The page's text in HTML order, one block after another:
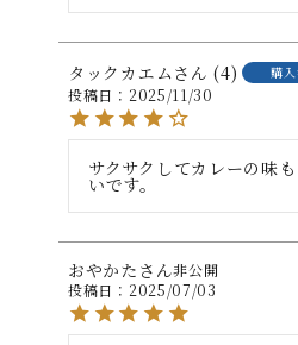
タックカエム 4 購
投稿日
2025/11/30
サクサクしてカレーの味
いです。
おやかた
非公開
投稿日
2025/07/03